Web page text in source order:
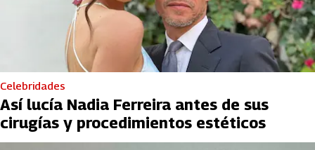
Celebridades
Así lucía Nadia Ferreira antes de sus
cirugías y procedimientos estéticos